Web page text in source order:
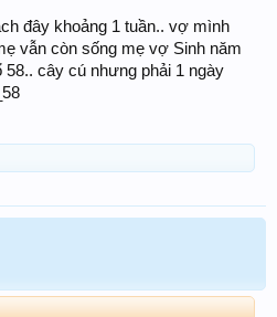
đây khoảng 1 tuần.. vợ mình
vẫn còn sống mẹ vợ Sinh năm
58.. cây cú nhưng phải 1 ngày